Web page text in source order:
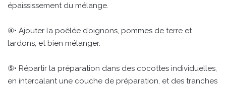
épaississement du mélange.
④• Ajouter la poêlée d’oignons, pommes de terre et
lardons, et bien mélanger.
⑤• Répartir la préparation dans des cocottes individuelles,
en intercalant une couche de préparation, et des tranches